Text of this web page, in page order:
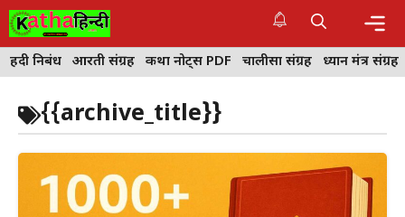
Skip
to
content
हिंदी निबंध आरती संग्रह कथा नोट्स PDF चालीसा संग्रह ध्यान मंत्र संग्रह
{{archive_title}}